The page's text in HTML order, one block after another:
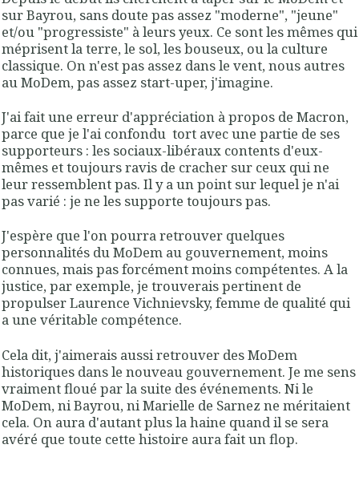
sur Bayrou, sans doute pas assez "moderne", "jeune"
et/ou "progressiste" à leurs yeux. Ce sont les mêmes qui
méprisent la terre, le sol, les bouseux, ou la culture
classique. On n'est pas assez dans le vent, nous autres
au MoDem, pas assez start-uper, j'imagine.
J'ai fait une erreur d'appréciation à propos de Macron,
parce que je l'ai confondu tort avec une partie de ses
supporteurs : les sociaux-libéraux contents d'eux-
mêmes et toujours ravis de cracher sur ceux qui ne
leur ressemblent pas. Il y a un point sur lequel je n'ai
pas varié : je ne les supporte toujours pas.
J'espère que l'on pourra retrouver quelques
personnalités du MoDem au gouvernement, moins
connues, mais pas forcément moins compétentes. A la
justice, par exemple, je trouverais pertinent de
propulser Laurence Vichnievsky, femme de qualité qui
a une véritable compétence.
Cela dit, j'aimerais aussi retrouver des MoDem
historiques dans le nouveau gouvernement. Je me sens
vraiment floué par la suite des événements. Ni le
MoDem, ni Bayrou, ni Marielle de Sarnez ne méritaient
cela. On aura d'autant plus la haine quand il se sera
avéré que toute cette histoire aura fait un flop.